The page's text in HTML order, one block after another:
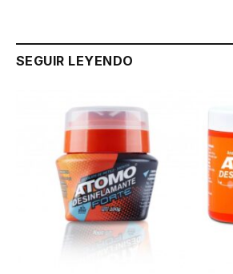
SEGUIR LEYENDO